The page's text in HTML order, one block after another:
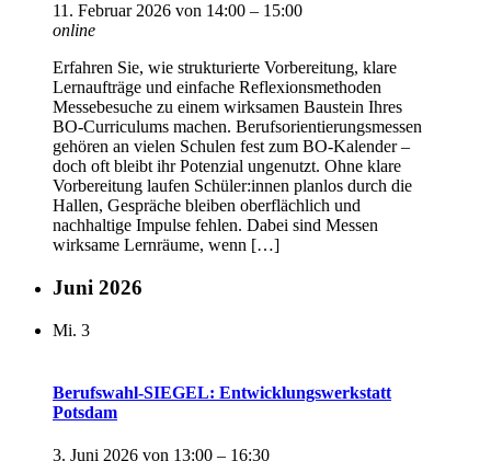
11. Februar 2026 von 14:00 – 15:00
online
Erfahren Sie, wie strukturierte Vorbereitung, klare
Lernaufträge und einfache Reflexionsmethoden
Messebesuche zu einem wirksamen Baustein Ihres
BO-Curriculums machen. Berufsorientierungsmessen
gehören an vielen Schulen fest zum BO-Kalender –
doch oft bleibt ihr Potenzial ungenutzt. Ohne klare
Vorbereitung laufen Schüler:innen planlos durch die
Hallen, Gespräche bleiben oberflächlich und
nachhaltige Impulse fehlen. Dabei sind Messen
wirksame Lernräume, wenn […]
Juni 2026
Mi. 3
Berufswahl-SIEGEL: Entwicklungswerkstatt
Potsdam
3. Juni 2026 von 13:00 – 16:30